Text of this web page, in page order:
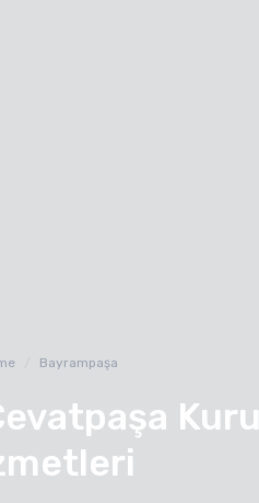
Bayrampaşa
Kuru